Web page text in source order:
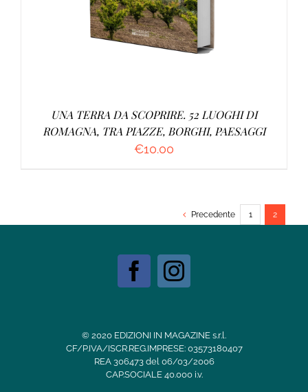
UNA TERRA DA SCOPRIRE. 52 LUOGHI DI
ROMAGNA, TRA PIAZZE, BORGHI, PAESAGGI
€10.00
Precedente 1 2
© 2020 EDIZIONI IN MAGAZINE s.r.l.
CF/P.IVA/ISCR.REG.IMPRESE: 03573180407
REA 306473 del 06/03/2006
CAP.SOCIALE 40.000 i.v.